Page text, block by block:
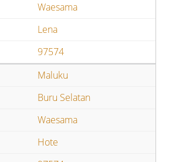
Waesama
Lena
97574
Maluku
Buru Selatan
Waesama
Hote